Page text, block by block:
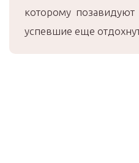
которому
успевшие еще